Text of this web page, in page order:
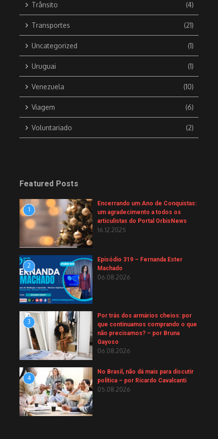
Trânsito (4)
Transportes (21)
Uncategorized (1)
Uruguai (1)
Venezuela (10)
Viagem (6)
Voluntariado (2)
Featured Posts
1
Encerrando um Ano de Conquistas:
um agradecimento a todos os
articulistas do Portal OrbisNews
16.12.2025
2
Episódio 319 – Fernanda Ester
Machado
06.08.2026
3
Por trás dos armários cheios: por
que continuamos comprando o que
não precisamos? – por Bruna
Gayoso
06.08.2026
4
No Brasil, não dá mais para discutir
política – por Ricardo Cavalcanti
05.08.2026